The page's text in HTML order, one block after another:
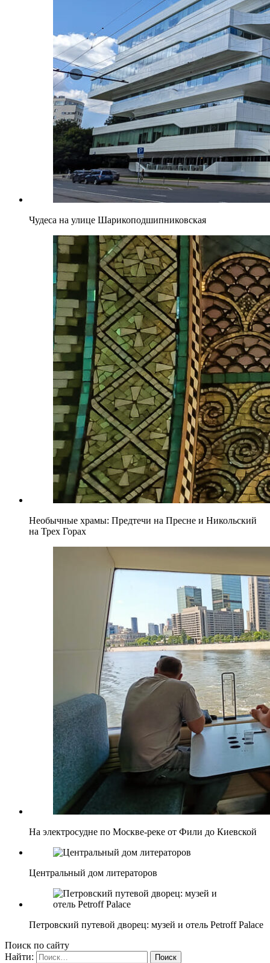
Чудеса на улице Шарикоподшипниковская
Необычные храмы: Предтечи на Пресне и Никольский
на Трех Горах
На электросудне по Москве-реке от Фили до Киевской
Центральный дом литераторов
Петровский путевой дворец: музей и отель Petroff Palace
Поиск по сайту
Найти: